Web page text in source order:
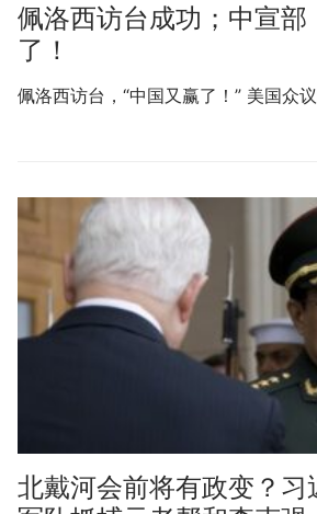
佩洛西访台成功；中宣部
了！
佩洛西访台，“中国又赢了！” 美国众
北戴河会前将有政变？习